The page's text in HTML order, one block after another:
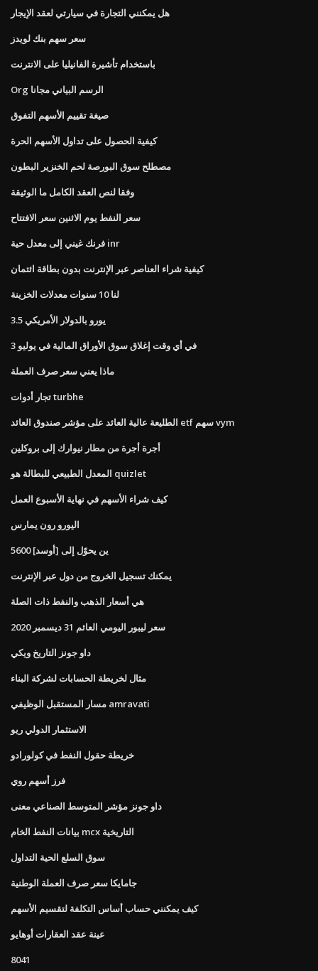
هل يمكنني التجارة في سيارتي لعقد الإيجار
سعر سهم بنك لويدز
باستخدام تأشيرة الفانيليا على الانترنت
Org الرسم البياني مجانا
صيغة تقييم الأسهم التفوق
كيفية الحصول على تداول الأسهم الحرة
مصطلح سوق البورصة لحم الخنزير البطون
وفقا لنص العقد الكامل ما الوثيقة
سعر النفط يوم الاثنين سعر الافتتاح
فرنك غيني إلى معدل حية inr
كيفية شراء العناصر عبر الإنترنت بدون بطاقة ائتمان
لنا 10 سنوات معدلات الخزينة
3.5 يورو بالدولار الأمريكي
في أي وقت إغلاق سوق الأوراق المالية في يوليو 3
ماذا يعني سعر صرف العملة
تجار أدوات turbhe
الطليعة عالية العائد على مؤشر صندوق العائد etf سهم vym
أجرة أجرة من مطار نيوارك إلى بروكلين
المعدل الطبيعي للبطالة هو quizlet
كيف شراء الأسهم في نهاية الأسبوع العمل
اليورو رون يمارس
5600 ين يحوّل إلى [أوسد]
يمكنك تسجيل الخروج من دول عبر الإنترنت
هي أسعار الذهب والنفط ذات الصلة
سعر ليبور اليومي العائم 31 ديسمبر 2020
داو جونز التاريخ ويكي
مثال لخريطة الحسابات لشركة البناء
مسار المستقبل الوظيفي amravati
الاستثمار الدولي ريو
خريطة حقول النفط في كولورادو
فرز أسهم روي
داو جونز مؤشر المتوسط ​​الصناعي معنى
بيانات النفط الخام mcx التاريخية
سوق السلع الحية التداول
جامايكا سعر صرف العملة الوطنية
كيف يمكنني حساب أساس التكلفة لتقسيم الأسهم
عينة عقد العقارات أوهايو
8041